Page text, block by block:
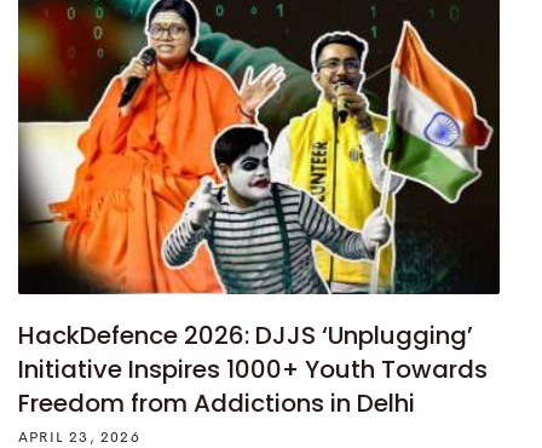
HackDefence 2026: DJJS ‘Unplugging’
Initiative Inspires 1000+ Youth Towards
Freedom from Addictions in Delhi
APRIL 23, 2026